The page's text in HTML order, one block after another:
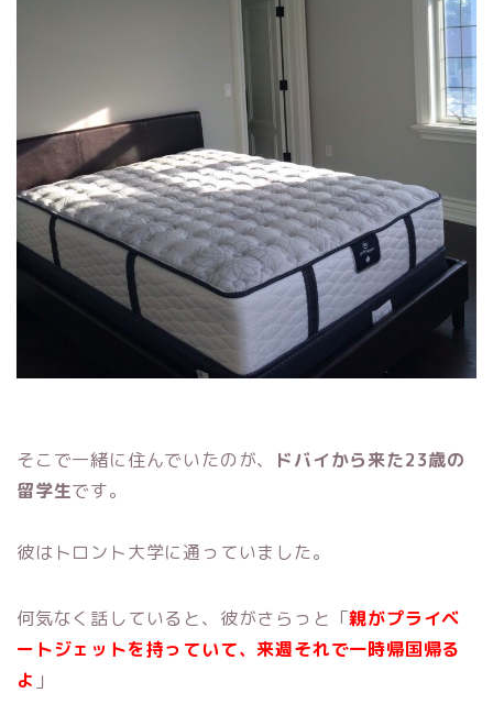
そこで一緒に住んでいたのが、
ドバイから来た23歳の
留学生です。
彼はトロント大学に通っていました。
何気なく話していると、彼がさらっと「親がプライベ
ートジェットを持っていて、来週それで一時帰国帰る
よ 」